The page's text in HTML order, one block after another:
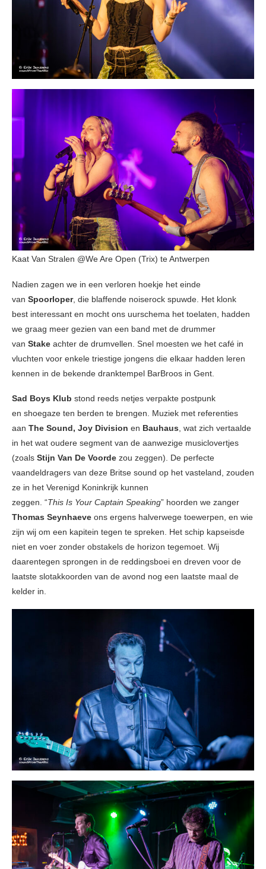
Kaat Van Stralen @We Are Open (Trix) te Antwerpen
Nadien zagen we in een verloren hoekje het einde
van Spoorloper, die blaffende noiserock spuwde. Het klonk
best interessant en mocht ons uurschema het toelaten, hadden
we graag meer gezien van een band met de drummer
van Stake achter de drumvellen. Snel moesten we het café in
vluchten voor enkele triestige jongens die elkaar hadden leren
kennen in de bekende dranktempel BarBroos in Gent.
Sad Boys Klub stond reeds netjes verpakte postpunk
en shoegaze ten berden te brengen. Muziek met referenties
aan The Sound, Joy Division en Bauhaus , wat zich vertaalde
in het wat oudere segment van de aanwezige musiclovertjes
(zoals Stijn Van De Voorde zou zeggen). De perfecte
vaandeldragers van deze Britse sound op het vasteland, zouden
ze in het Verenigd Koninkrijk kunnen
zeggen. “This Is Your Captain Speaking” hoorden we zanger
Thomas Seynhaeve ons ergens halverwege toewerpen, en wie
zijn wij om een kapitein tegen te spreken. Het schip kapseisde
niet en voer zonder obstakels de horizon tegemoet. Wij
daarentegen sprongen in de reddingsboei en dreven voor de
laatste slotakkoorden van de avond nog een laatste maal de
kelder in.